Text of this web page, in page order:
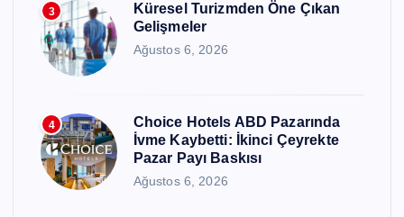
3
Küresel Turizmden Öne Çıkan
Gelişmeler
Ağustos 6, 2026
4
Choice Hotels ABD Pazarında
İvme Kaybetti: İkinci Çeyrekte
Pazar Payı Baskısı
Ağustos 6, 2026